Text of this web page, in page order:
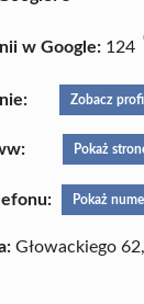
w Google: 124
Zobacz profil
Pokaż
Pokaż
Głowackiego